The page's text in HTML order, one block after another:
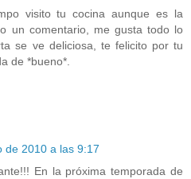
visito tu cocina aunque es la
un comentario, me gusta todo lo
se ve deliciosa, te felicito por tu
de *bueno*.
de 2010 a las 9:17
En la próxima temporada de